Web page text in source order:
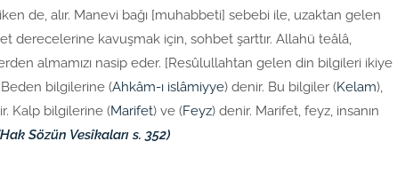
de, alır. Manevi bağı [muhabbeti] sebebi ile, uzaktan gelen
derecelerine kavuşmak için, sohbet şarttır. Allahü teâlâ,
almamızı nasip eder. [Resûlullahtan gelen din bilgileri ikiye
bilgilerine (Ahkâm-ı islâmiyye) denir. Bu bilgiler (Kelam),
Kalp bilgilerine (Marifet) ve (Feyz) denir. Marifet, feyz, insanın
Sözün Vesîkaları s. 352)